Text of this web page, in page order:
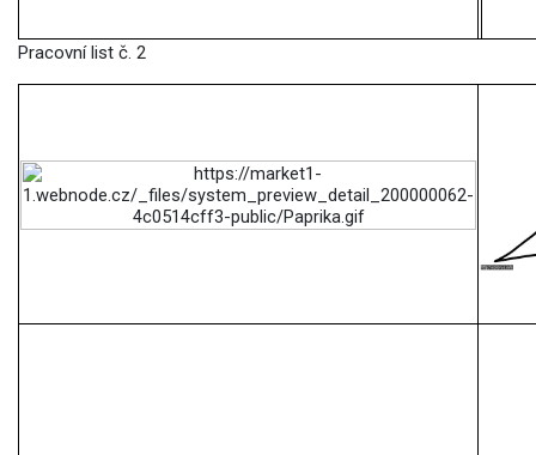
Pracovní list č. 2